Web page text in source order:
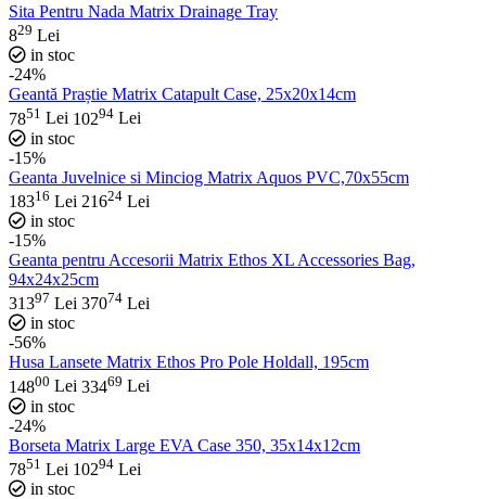
Sita Pentru Nada Matrix Drainage Tray
829 Lei
in stoc
-24%
Geantă Praștie Matrix Catapult Case, 25x20x14cm
7851 Lei 10294 Lei
in stoc
-15%
Geanta Juvelnice si Minciog Matrix Aquos PVC,70x55cm
18316 Lei 21624 Lei
in stoc
-15%
Geanta pentru Accesorii Matrix Ethos XL Accessories Bag,
94x24x25cm
31397 Lei 37074 Lei
in stoc
-56%
Husa Lansete Matrix Ethos Pro Pole Holdall, 195cm
14800 Lei 33469 Lei
in stoc
-24%
Borseta Matrix Large EVA Case 350, 35x14x12cm
7851 Lei 10294 Lei
in stoc